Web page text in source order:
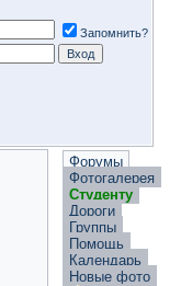
Запомнить?
Форумы
Фотогалерея
Студенту
Дороги
Группы
Помощь
Календарь
Новые фото